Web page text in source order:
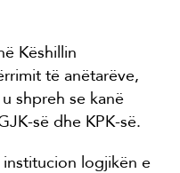
Këshillin
të anëtarëve,
shpreh se kanë
së dhe KPK-së.
logjikën e